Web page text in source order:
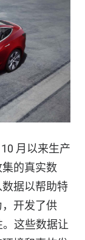
月以来生产
的真实数
据以帮助特
开发了供
这些数据让